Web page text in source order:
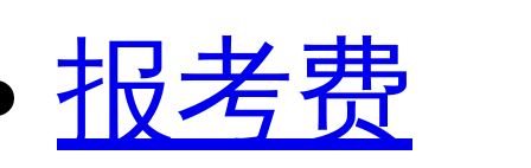
报考费